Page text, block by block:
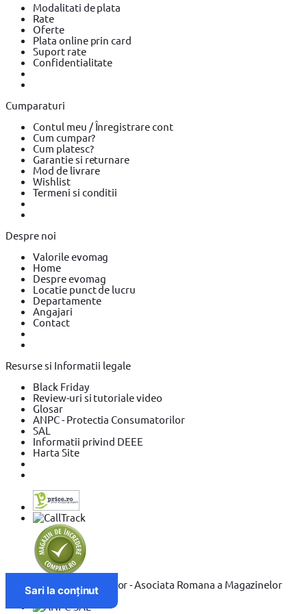
Modalitati de plata
Rate
Oferte
Plata online prin card
Suport rate
Confidentialitate
Cumparaturi
Contul meu / Înregistrare cont
Cum cumpar?
Cum platesc?
Garantie si returnare
Mod de livrare
Wishlist
Termeni si conditii
Despre noi
Valorile evomag
Home
Despre evomag
Locatie punct de lucru
Departamente
Angajari
Contact
Resurse si Informatii legale
Black Friday
Review-uri si tutoriale video
Glosar
ANPC - Protectia Consumatorilor
SAL
Informatii privind DEEE
Harta Site
Sari la conținut